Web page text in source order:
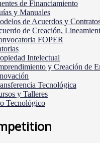
de Financiamiento
y Manuales
de Acuerdos y
de Creación,
FOPER
Intelectual
y Creación de
Tecnológica
y Talleres
Tecnológico